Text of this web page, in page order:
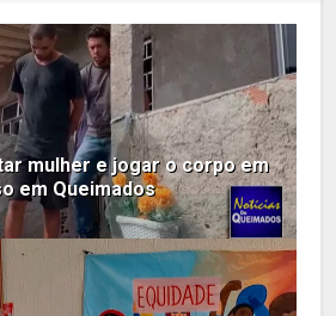
mulher e jogar o corpo em
em Queimados